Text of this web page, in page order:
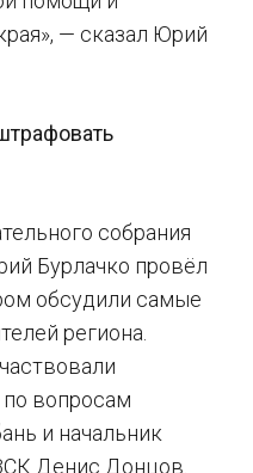
— сказал Юрий
собрания
Бурлачко провёл
обсудили самые
региона.
вопросам
и начальник
Денис Донцов.